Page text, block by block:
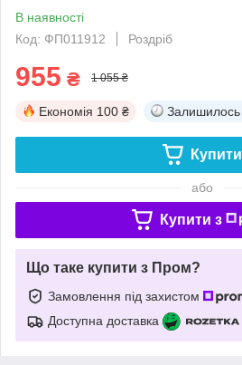
В наявності
Код: ФП011912
Роздріб
955 ₴ 1 055 ₴
Економія 100 ₴ Залишилось
Купити
або
Купити з
Що таке купити з Пром?
Замовлення під захистом
Доступна доставка